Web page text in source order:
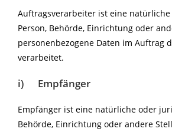
Auftragsverarbeiter ist eine
Person, Behörde, Einrichtung oder
personenbezogene Daten im Auftrag
verarbeitet.
i) Empfänger
Empfänger ist eine natürliche oder
Behörde, Einrichtung oder andere